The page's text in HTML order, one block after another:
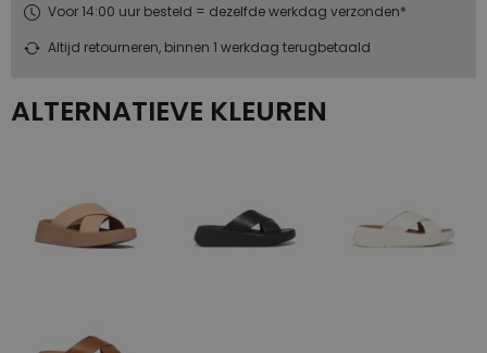
Voor 14:00 uur besteld = dezelfde werkdag verzonden*
Altijd retourneren, binnen 1 werkdag terugbetaald
ALTERNATIEVE KLEUREN